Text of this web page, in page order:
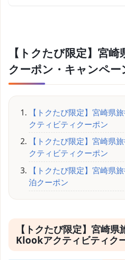
【トクたび限定】宮崎県旅行で使える
クーポン・キャンペー
【トクたび限定】宮崎県
クティビティクーポン
【トクたび限定】宮崎県
クティビティクーポン
【トクたび限定】宮崎県
泊クーポン
【トクたび限定】宮崎県
Klookアクティビティク